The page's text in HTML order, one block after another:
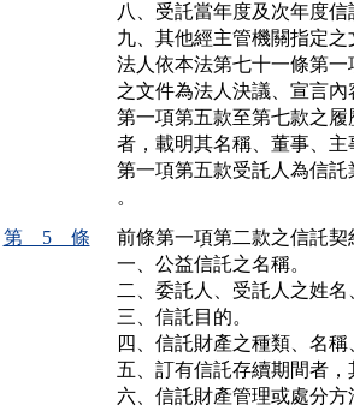
八、受託當年度及次年度
九、其他經主管機關指定之
法人依本法第七十一條第
之文件為法人決議、宣言
第一項第五款至第七款之
者，載明其名稱、董事、
第一項第五款受託人為信
。
第 5 條
前條第一項第二款之信託
一、公益信託之名稱。
二、委託人、受託人之姓
三、信託目的。
四、信託財產之種類、名
五、訂有信託存續期間者，
六、信託財產管理或處分方